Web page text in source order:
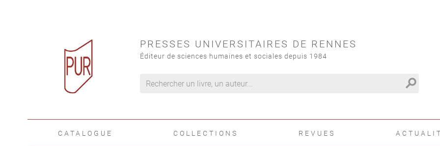
PRESSES UNIVERSITAIRES DE RENNES
Éditeur de sciences humaines et sociales depuis 1984
search
CATALOGUE COLLECTIONS REVUES